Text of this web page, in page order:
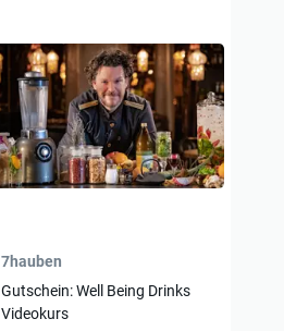
7hauben
Gutschein: Well Being Drinks
Videokurs